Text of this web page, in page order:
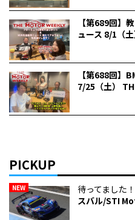
【第689回】
ュース 8/1（
【第688回】
7/25（土）
PICKUP
NEW
待ってました！
スバル/STI